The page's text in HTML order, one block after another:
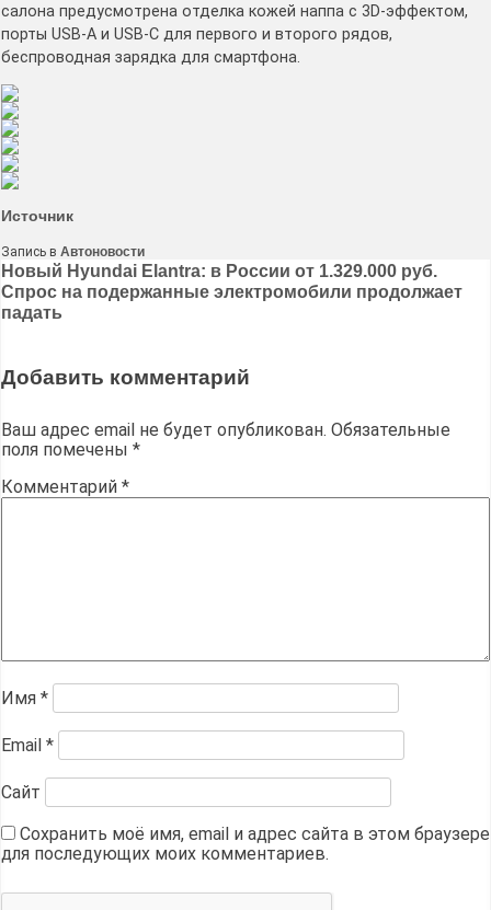
салона предусмотрена отделка кожей наппа с 3D-эффектом,
порты USB-A и USB-C для первого и второго рядов,
беспроводная зарядка для смартфона.
Источник
Запись в Автоновости
Навигация
по
Новый Hyundai Elantra: в России от 1.329.000 руб.
Спрос на подержанные электромобили продолжает
падать
Добавить комментарий
Ваш адрес email не будет опубликован. Обязательные
поля помечены *
Комментарий *
Имя *
Email *
Сайт
Сохранить моё имя, email и адрес сайта в этом браузере
для последующих моих комментариев.